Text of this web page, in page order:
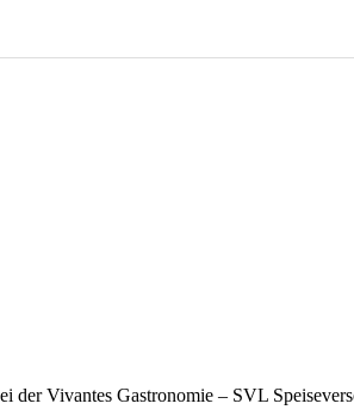
der Vivantes Gastronomie – SVL